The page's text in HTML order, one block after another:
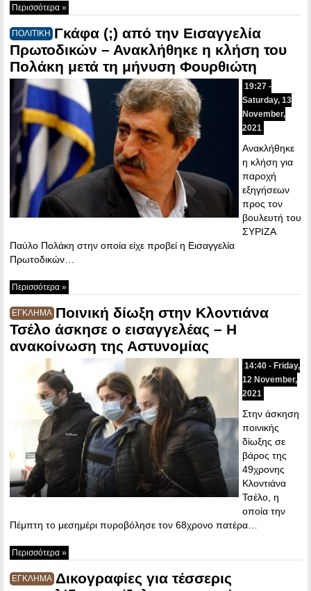
Περισσότερα »
ΠΟΛΙΤΙΚΗ Γκάφα (;) από την Εισαγγελία
Πρωτοδικών – Ανακλήθηκε η κλήση του
Πολάκη μετά τη μήνυση Φουρθιώτη
19:27 -
Saturday, 13
November,
2021
Ανακλήθηκε
η κλήση για
παροχή
εξηγήσεων
προς τον
βουλευτή του
ΣΥΡΙΖΑ
Παύλο Πολάκη στην οποία είχε προβεί η Εισαγγελία
Πρωτοδικών…
Περισσότερα »
ΕΓΚΛΗΜΑ Ποινική δίωξη στην Κλοντιάνα
Τσέλο άσκησε ο εισαγγελέας – Η
ανακοίνωση της Αστυνομίας
14:40 - Friday,
12 November,
2021
Στην άσκηση
ποινικής
δίωξης σε
βάρος της
49χρονης
Κλοντιάνα
Τσέλο, η
οποία την
Πέμπτη το μεσημέρι πυροβόλησε τον 68χρονο πατέρα…
Περισσότερα »
ΕΓΚΛΗΜΑ Δικογραφίες για τέσσερις